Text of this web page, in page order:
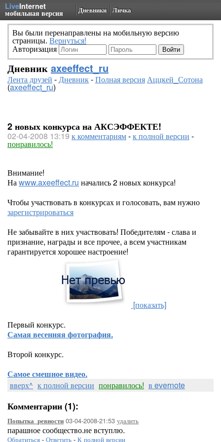
LiveInternet
мобильная версия Дневники Личка
Вы были перенаправлены на мобильную версию
страницы. Вернуться!
Авторизация
Дневник axeeffect_ru
Лента друзей -Дневник-Полная версияАццкей_Сотона
(axeeffect_ru)
2 новых конкурса на АКСЭФФЕКТЕ!
02-04-2008 13:19 к комментариям-к полной версии -
понравилось!
Внимание!
Наwww.axeeffect.ru начались 2 новых конкурса!
Чтобы участвовать в конкурсах и голосовать, вам нужно
зарегистрироваться
Не забывайте в них участвовать! Победителям - слава и
признание, награды и все прочее, а всем участникам
гарантируется хорошее настроение!
[показать]
Первый конкурс.
Самая весенняя фотография.
Второй конкурс.
Самое смешное видео.
вверх^ к полной версии понравилось! в evernote
Комментарии (1):
Попытка_ревности 03-04-2008-21:53 удалить
парашное сообщество.не вступлю.
Обратиться - Ответить - К полной версии